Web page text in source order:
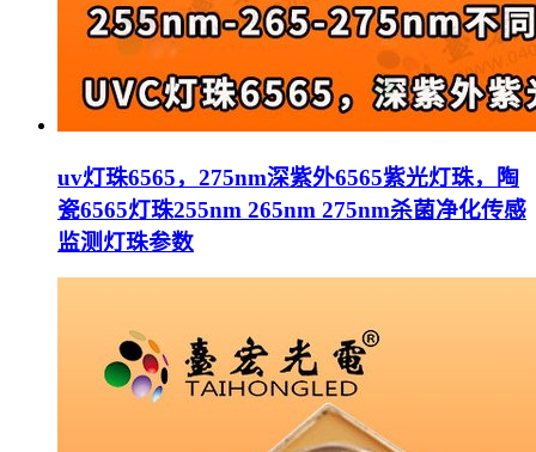
uv灯珠6565，275nm深紫外6565紫光灯珠，陶
瓷6565灯珠255nm 265nm 275nm杀菌净化传感
监测灯珠参数